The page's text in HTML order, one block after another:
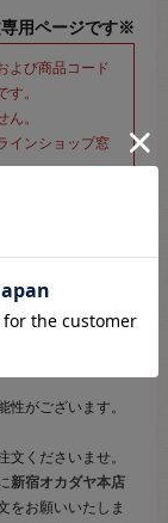
用ページです※
よび商品コード
。
。
インショップ窓
了承の上、ご注
くださいませ。
ことがございま
性がございます。
くださいませ。
新宿オカダヤ本店
をお願いいたしま